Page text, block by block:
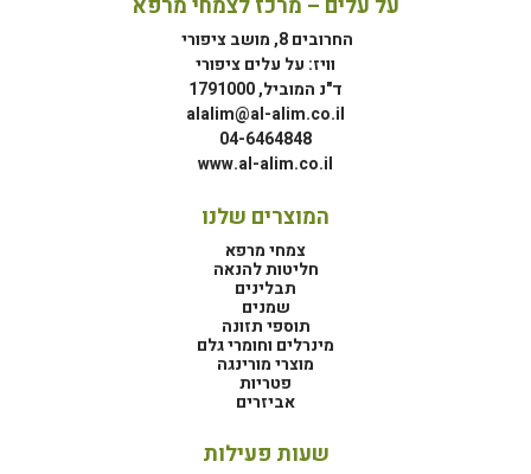
על עלים – מרכז לצמחי מרפא
החרובים 8, מושב ציפורי
וויז: על עלים ציפורי
ד"נ המוביל, 1791000
alalim@al-alim.co.il
04-6464848
www.al-alim.co.il
המוצרים שלנו
צמחי מרפא
חליטות להנאה
תבלינים
שמנים
תוספי תזונה
מינרלים וחומרי גלם
מוצרי מורינגה
פטריות
אביזרים
שעות פעילות